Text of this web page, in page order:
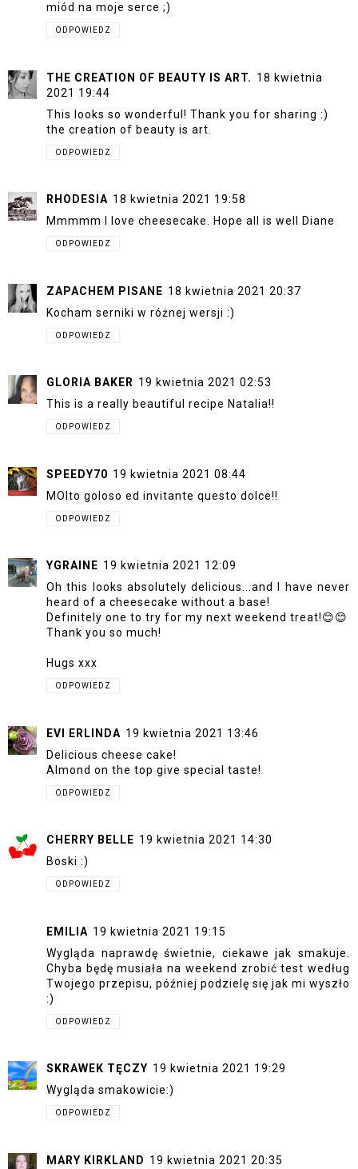
miód na moje serce ;)
ODPOWIEDZ
THE CREATION OF BEAUTY IS ART. 18 kwietnia
2021 19:44
This looks so wonderful! Thank you for sharing :)
the creation of beauty is art.
ODPOWIEDZ
RHODESIA 18 kwietnia 2021 19:58
Mmmmm I love cheesecake. Hope all is well Diane
ODPOWIEDZ
ZAPACHEM PISANE 18 kwietnia 2021 20:37
Kocham serniki w różnej wersji :)
ODPOWIEDZ
GLORIA BAKER 19 kwietnia 2021 02:53
This is a really beautiful recipe Natalia!!
ODPOWIEDZ
SPEEDY70 19 kwietnia 2021 08:44
MOlto goloso ed invitante questo dolce!!
ODPOWIEDZ
YGRAINE 19 kwietnia 2021 12:09
Oh this looks absolutely delicious...and I have never
heard of a cheesecake without a base!
Definitely one to try for my next weekend treat!😊😊
Thank you so much!
Hugs xxx
ODPOWIEDZ
EVI ERLINDA 19 kwietnia 2021 13:46
Delicious cheese cake!
Almond on the top give special taste!
ODPOWIEDZ
CHERRY BELLE 19 kwietnia 2021 14:30
Boski :)
ODPOWIEDZ
EMILIA 19 kwietnia 2021 19:15
Wygląda naprawdę świetnie, ciekawe jak smakuje.
Chyba będę musiała na weekend zrobić test według
Twojego przepisu, później podzielę się jak mi wyszło
:)
ODPOWIEDZ
SKRAWEK TĘCZY 19 kwietnia 2021 19:29
Wygląda smakowicie:)
ODPOWIEDZ
MARY KIRKLAND 19 kwietnia 2021 20:35